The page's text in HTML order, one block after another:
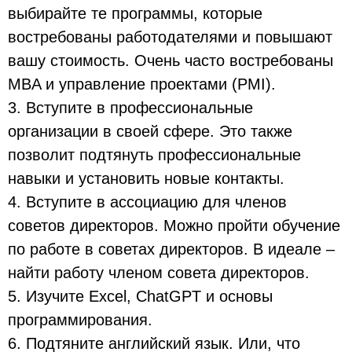
выбирайте те программы, которые
востребованы работодателями и повышают
вашу стоимость. Очень часто востребованы
MBA и управление проектами (PMI).
3. Вступите в профессиональные
организации в своей сфере. Это также
позволит подтянуть профессиональные
навыки и установить новые контакты.
4. Вступите в ассоциацию для членов
советов директоров. Можно пройти обучение
по работе в советах директоров. В идеале –
найти работу членом совета директоров.
5. Изучите Excel, ChatGPT и основы
программирования.
6. Подтяните английский язык. Или, что